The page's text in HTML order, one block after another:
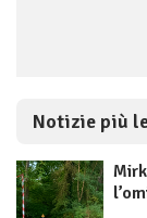
Notizie più